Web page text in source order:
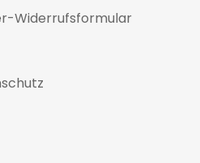
Widerrufsformular